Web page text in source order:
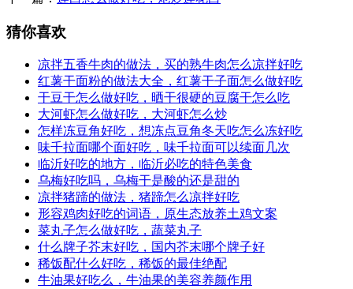
猜你喜欢
凉拌五香牛肉的做法，买的熟牛肉怎么凉拌好吃
红薯干面粉的做法大全，红薯干子面怎么做好吃
干豆干怎么做好吃，晒干很硬的豆腐干怎么吃
大河虾怎么做好吃，大河虾怎么炒
怎样冻豆角好吃，想冻点豆角冬天吃怎么冻好吃
味千拉面哪个面好吃，味千拉面可以续面几次
临沂好吃的地方，临沂必吃的特色美食
乌梅好吃吗，乌梅干是酸的还是甜的
凉拌猪蹄的做法，猪蹄怎么凉拌好吃
形容鸡肉好吃的词语，原生态放养土鸡文案
菜丸子怎么做好吃，蔬菜丸子
什么牌子芥末好吃，国内芥末哪个牌子好
稀饭配什么好吃，稀饭的最佳绝配
牛油果好吃么，牛油果的美容养颜作用